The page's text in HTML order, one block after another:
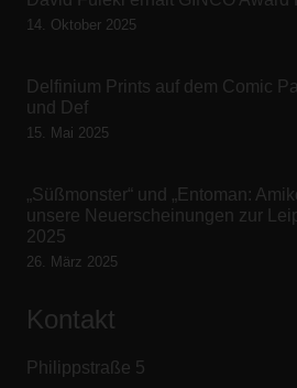
14. Oktober 2025
Delfinium Prints auf dem Comic
und Def
15. Mai 2025
„Süßmonster“ und „Entoman:
unsere Neuerscheinungen zur
2025
26. März 2025
Kontakt
Philippstraße 5